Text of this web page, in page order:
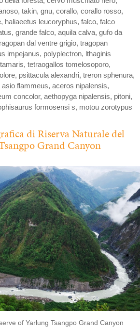
takin, gnu, corallo, corallo rosso,
haliaeetus leucoryphus, falco, falco
grande falco, aquila calva, gufo da
dal ventre grigio, tragopan
impejanus, polyplectron, lthaginis
tetraogallos tomelosoporo,
psittacula alexandri, treron sphenura,
flammeus, aceros nipalensis,
concolor, aethopyga nipalensis, pitoni,
formosensi s, motou zorotypus
di Riserva Naturale del
Grand Canyon
of Yarlung Tsangpo Grand Canyon